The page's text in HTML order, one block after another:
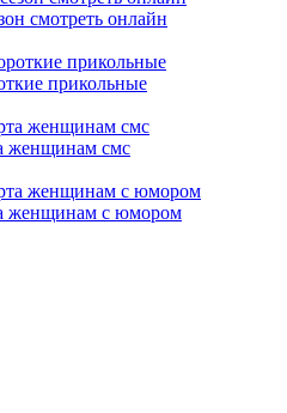
смотреть онлайн
прикольные
женщинам смс
женщинам с юмором